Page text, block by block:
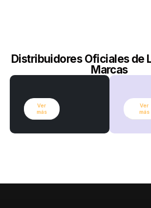
Distribuidores Oficiales de
Marcas
Ver
más
Ver
más